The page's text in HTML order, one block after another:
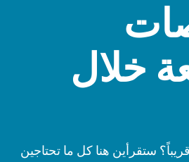
خلال
ستقرأين هنا كل ما تحتاجين